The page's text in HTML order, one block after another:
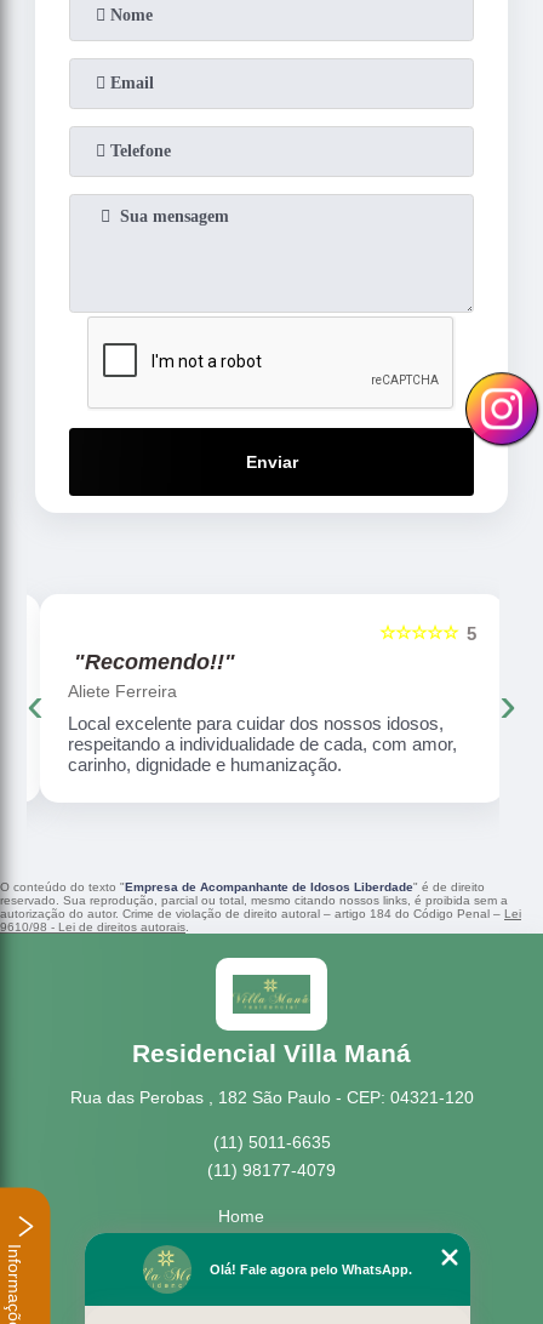
Enviar
5
☆☆☆☆☆
"Recomendo!!"
Aliete Ferreira
Local excelente para cuidar dos nossos idosos,
respeitando a individualidade de cada, com amor,
carinho, dignidade e humanização.
‹ ›
O conteúdo do texto "Empresa de Acompanhante de Idosos Liberdade" é de direito
reservado. Sua reprodução, parcial ou total, mesmo citando nossos links, é proibida sem a
autorização do autor. Crime de violação de direito autoral – artigo 184 do Código Penal – Lei
9610/98 - Lei de direitos autorais
Residencial Villa Maná
Rua das Perobas , 182 São Paulo - CEP: 04321-120
(11) 5011-6635
(11) 98177-4079
Home
Missão
Olá! Fale agora pelo WhatsApp.
Informações